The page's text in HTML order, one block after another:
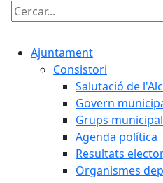
Cercar:
Ajuntament
Consistori
Salutació de
Govern
Grups
Agenda política
Resultats
Organismes